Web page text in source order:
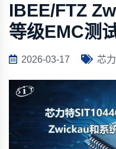
IBEE/FTZ
等级EMC测
2026-03-17 芯